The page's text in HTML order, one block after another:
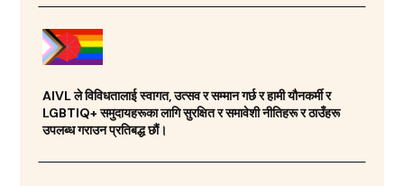
AIVL ले विविधतालाई स्वागत, उत्सव र सम्मान गर्छ र हामी यौनकर्मी र
LGBTIQ+ समुदायहरूका लागि सुरक्षित र समावेशी नीतिहरू र ठाउँहरू
उपलब्ध गराउन प्रतिबद्ध छौं।